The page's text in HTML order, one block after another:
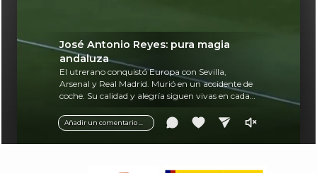
Añadir un comentario ...
José Antonio Reyes: pura magia
andaluza
El utrerano conquistó Europa con Sevilla,
Arsenal y Real Madrid. Murió en un accidente de
coche. Su calidad y alegría siguen vivas en cada